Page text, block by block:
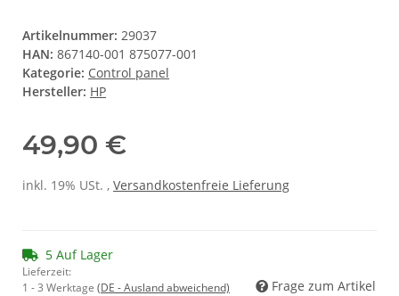
Artikelnummer: 29037
HAN: 867140-001 875077-001
Kategorie: Control panel
Hersteller: HP
49,90 €
inkl. 19% USt. , Versandkostenfreie Lieferung
5 Auf Lager
Lieferzeit:
1 - 3 Werktage (DE - Ausland abweichend) Frage zum Artikel